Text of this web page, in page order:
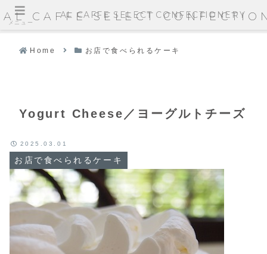
AL CAFFE SELECT
Home お店で食べられるケーキ
Yogurt Cheese／ヨーグルトチーズ
お店で食べられるケーキ
2025.03.01
メニュー
AL CAFFE SELECT CONFECTIONERY